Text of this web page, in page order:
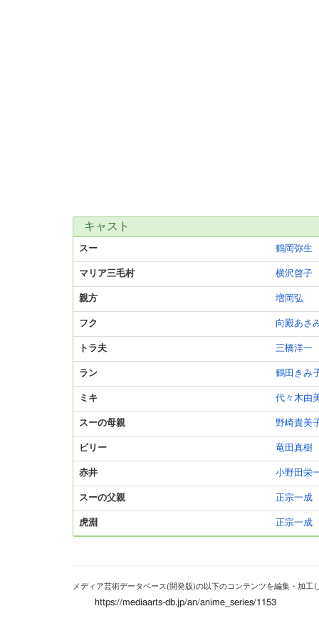
キャスト
スー 鶴岡弥生
マリア三毛村 横沢啓子
親方 増岡弘
フク 向殿あさ
トラ夫 三橋洋一
ラン 鶴田きみ
ミキ 代々木由
スーの母親 野崎貴美
ビリー 竜田真樹
赤井 小野田栄
スーの父親 正宗一成
虎淵 正宗一成
メディア芸術データベース(開発版)の以下のコンテンツを編集・加工
https://mediaarts-db.jp/an/anime_series/1153